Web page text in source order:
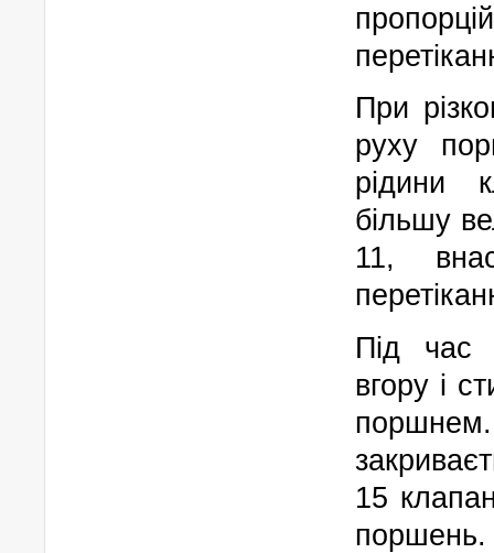
При
руху
рідини
більшу
11,
Під час
вгору і
15